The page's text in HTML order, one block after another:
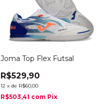
Joma Top Flex Futsal
R$529,90
12 x de R$60,00
R$503,41 com Pix